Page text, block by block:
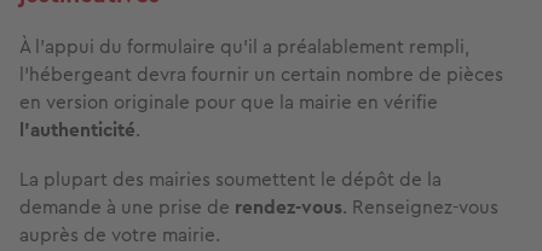
À l’appui du formulaire qu’il a préalablement rempli,
l’hébergeant devra fournir un certain nombre de pièces
en version originale pour que la mairie en vérifie
l’authenticité.
La plupart des mairies soumettent le dépôt de la
demande à une prise de rendez-vous. Renseignez-vous
auprès de votre mairie.